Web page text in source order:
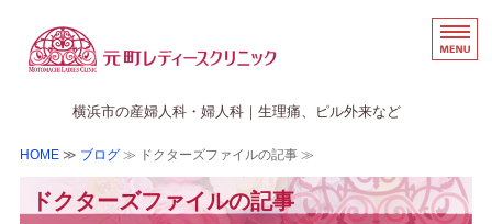
横浜の婦人科・産婦人科
横浜市の産婦人科・婦人科｜生理痛、ピル外来など
医院案内
HOME≫ ブログ≫ ドクターズファイルの記事 ≫
ドクターズファイルの記事